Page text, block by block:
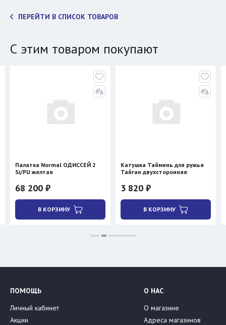
ПЕРЕЙТИ В СПИСОК ТОВАРОВ
С этим товаром покупают
Палатка Normal ОДИССЕЙ 2
Si/PU желтая
68 200 ₽
В КОРЗИНУ
Катушка Таймень для ружья
Тайган двухсторонняя
3 820 ₽
В КОРЗИНУ
ПОМОЩЬ
Личный кабинет
Акции
О НАС
О магазине
Адреса магазинов